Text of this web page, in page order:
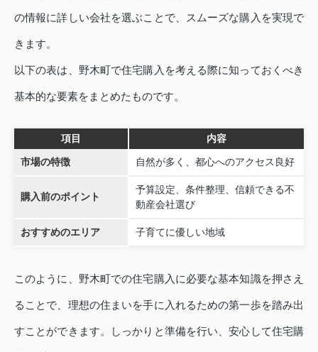
の情報に詳しい会社を選ぶことで、スムーズな購入を実現で
きます。
以下の表は、野木町で住宅購入を考える際に知っておくべき
基本的な要素をまとめたものです。
項目 内容
市場の特徴 自然が多く、都心へのアクセス良好
購入前のポイント
予算設定、条件整理、信頼できる不
動産会社選び
おすすめのエリア 子育てに優しい地域
このように、野木町での住宅購入に必要な基本知識を押さえ
ることで、理想の住まいを手に入れるための第一歩を踏み出
すことができます。しっかりと準備を行い、安心して住宅購